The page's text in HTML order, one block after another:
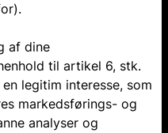
af dine
til artikel 6, stk.
legitim interesse, som
markedsførings- og
analyser og